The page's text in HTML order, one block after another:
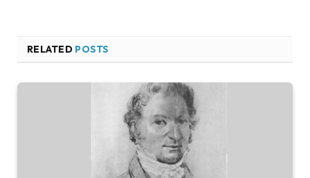
RELATED POSTS